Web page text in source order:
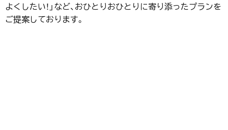
よくしたい！」など、おひとりおひとりに寄り添ったプランを
ご提案しております。